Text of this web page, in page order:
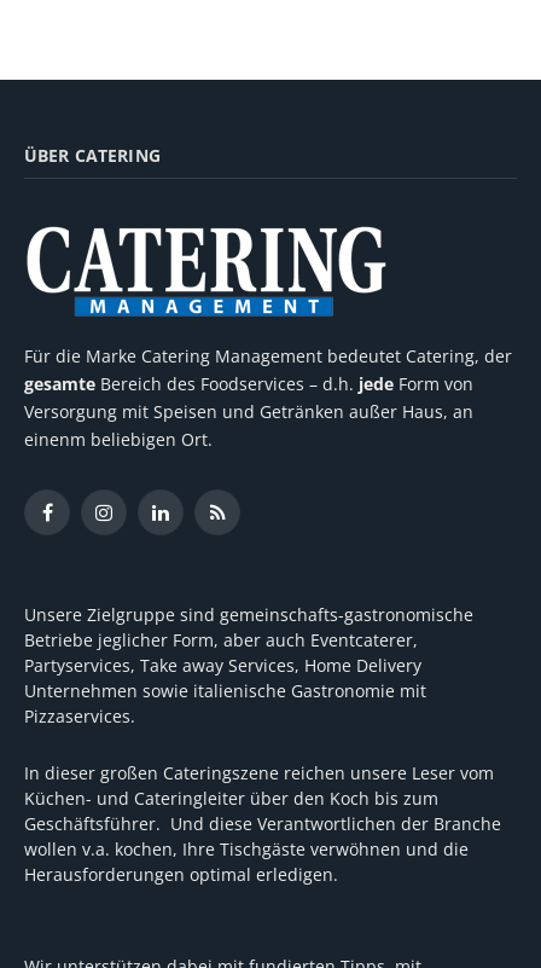
ÜBER CATERING
Für die Marke Catering Management bedeutet Catering, der
gesamte Bereich des Foodservices – d.h. jede Form von
Versorgung mit Speisen und Getränken außer Haus, an
einenm beliebigen Ort.
FacebookInstagramLinkedInRSS
Unsere Zielgruppe sind gemeinschafts-gastronomische
Betriebe jeglicher Form, aber auch Eventcaterer,
Partyservices, Take away Services, Home Delivery
Unternehmen sowie italienische Gastronomie mit
Pizzaservices.
In dieser großen Cateringszene reichen unsere Leser vom
Küchen- und Cateringleiter über den Koch bis zum
Geschäftsführer. Und diese Verantwortlichen der Branche
wollen v.a. kochen, Ihre Tischgäste verwöhnen und die
Herausforderungen optimal erledigen.